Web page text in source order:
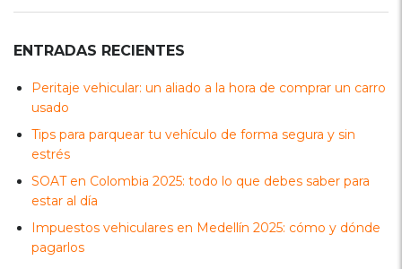
ENTRADAS RECIENTES
Peritaje vehicular: un aliado a la hora de comprar un carro
usado
Tips para parquear tu vehículo de forma segura y sin
estrés
SOAT en Colombia 2025: todo lo que debes saber para
estar al día
Impuestos vehiculares en Medellín 2025: cómo y dónde
pagarlos